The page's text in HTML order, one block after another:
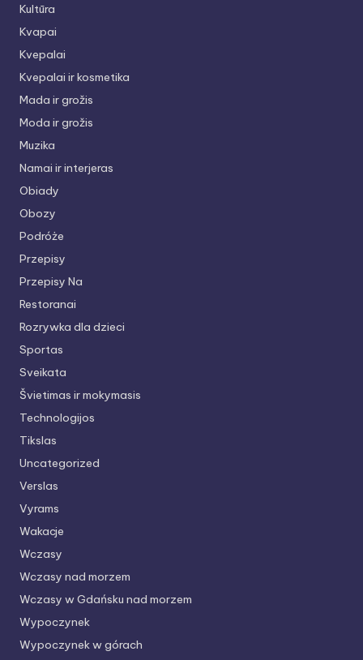
Kultūra
Kvapai
Kvepalai
Kvepalai ir kosmetika
Mada ir grožis
Moda ir grožis
Muzika
Namai ir interjeras
Obiady
Obozy
Podróże
Przepisy
Przepisy Na
Restoranai
Rozrywka dla dzieci
Sportas
Sveikata
Švietimas ir mokymasis
Technologijos
Tikslas
Uncategorized
Verslas
Vyrams
Wakacje
Wczasy
Wczasy nad morzem
Wczasy w Gdańsku nad morzem
Wypoczynek
Wypoczynek w górach